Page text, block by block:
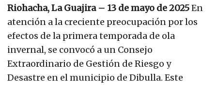
Riohacha, La Guajira – 13 de mayo de 2025En
atención a la creciente preocupación por los
efectos de la primera temporada de ola
invernal, se convocó a un Consejo
Extraordinario de Gestión de Riesgo y
Desastre en el municipio de Dibulla. Este